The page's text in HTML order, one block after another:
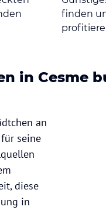
finden
in Cesme
an
seine
diese
in